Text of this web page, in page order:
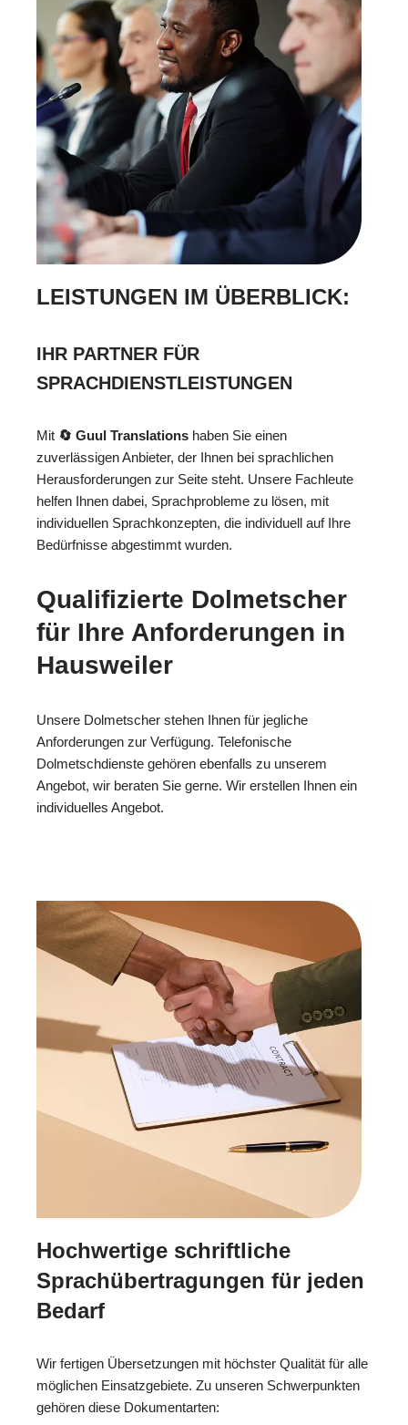
LEISTUNGEN IM ÜBERBLICK:
IHR PARTNER FÜR
SPRACHDIENSTLEISTUNGEN
Mit 🔄 Guul Translations haben Sie einen
zuverlässigen Anbieter, der Ihnen bei sprachlichen
Herausforderungen zur Seite steht. Unsere Fachleute
helfen Ihnen dabei, Sprachprobleme zu lösen, mit
individuellen Sprachkonzepten, die individuell auf Ihre
Bedürfnisse abgestimmt wurden.
Qualifizierte Dolmetscher
für Ihre Anforderungen in
Hausweiler
Unsere Dolmetscher stehen Ihnen für jegliche
Anforderungen zur Verfügung. Telefonische
Dolmetschdienste gehören ebenfalls zu unserem
Angebot, wir beraten Sie gerne. Wir erstellen Ihnen ein
individuelles Angebot.
Hochwertige schriftliche
Sprachübertragungen für jeden
Bedarf
Wir fertigen Übersetzungen mit höchster Qualität für alle
möglichen Einsatzgebiete. Zu unseren Schwerpunkten
gehören diese Dokumentarten: